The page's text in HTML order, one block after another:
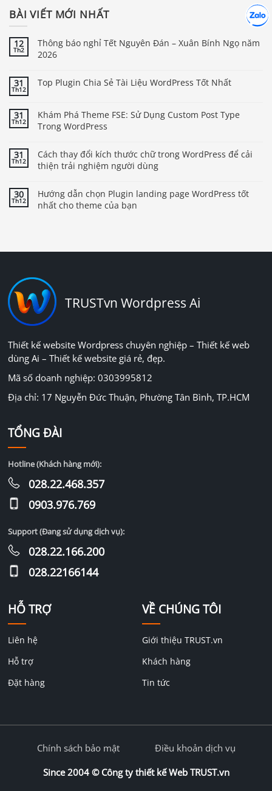
BÀI VIẾT MỚI NHẤT
12
Th2
Thông báo nghỉ Tết Nguyên Đán – Xuân Bính Ngọ năm
2026
31
Th12
Top Plugin Chia Sẻ Tài Liệu WordPress Tốt Nhất
31
Th12
Khám Phá Theme FSE: Sử Dụng Custom Post Type
Trong WordPress
31
Th12
Cách thay đổi kích thước chữ trong WordPress để cải
thiện trải nghiệm người dùng
30
Th12
Hướng dẫn chọn Plugin landing page WordPress tốt
nhất cho theme của bạn
TRUSTvn Wordpress Ai
Thiết kế website Wordpress chuyên nghiệp – Thiết kế web
dùng Ai – Thiết kế website giá rẻ, đẹp.
Mã số doanh nghiệp: 0303995812
Địa chỉ: 17 Nguyễn Đức Thuận, Phường Tân Bình, TP.HCM
HỖ TRỢ
Liên hệ
Hỗ trợ
Đặt hàng
VỀ CHÚNG TÔI
Giới thiệu TRUST.vn
Khách hàng
Tin tức
TỔNG ĐÀI
Hotline (Khách hàng mới):
028.22.468.357
0903.976.769
Support (Đang sử dụng dịch vụ):
028.22.166.200
028.22166144
Since 2004 © Công ty thiết kế Web TRUST.vn
Chính sách bảo mật Điều khoản dịch vụ
Chát